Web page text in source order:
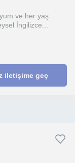
ve her yaş
İngilizce...
iletişime geç